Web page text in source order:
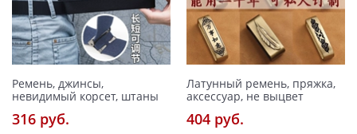
Ремень, джинсы,
невидимый корсет, штаны
316 pуб.
Латунный ремень, пряжка,
аксессуар, не выцвет
404 pуб.